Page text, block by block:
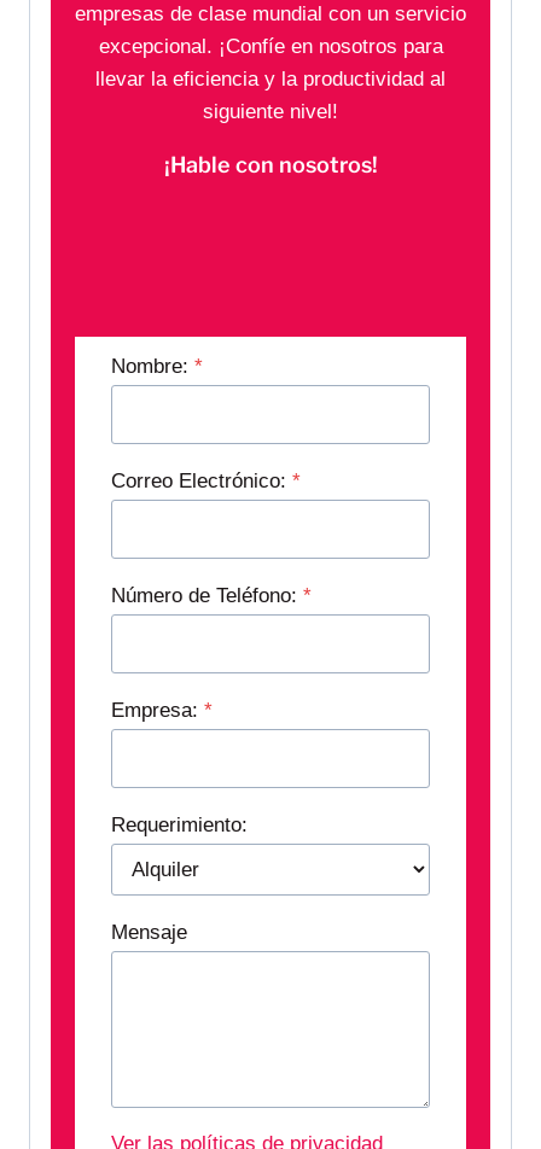
empresas de clase mundial con un servicio
excepcional. ¡Confíe en nosotros para
llevar la eficiencia y la productividad al
siguiente nivel!
¡Hable con nosotros!
Nombre: *
Correo Electrónico: *
Número de Teléfono: *
Empresa: *
Requerimiento:
Mensaje
Ver las políticas de privacidad